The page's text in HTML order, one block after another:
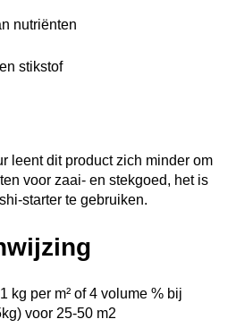
nutriënten
stikstof
leent dit product zich minder om
voor zaai- en stekgoed, het is
starter te gebruiken.
kg per m² of 4 volume % bij
voor 25-50 m2